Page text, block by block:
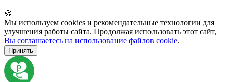
🍪
Мы используем cookies и рекомендательные технологии для
улучшения работы сайта. Продолжая использовать этот сайт,
Вы соглашаетесь на использование файлов cookie.
Принять